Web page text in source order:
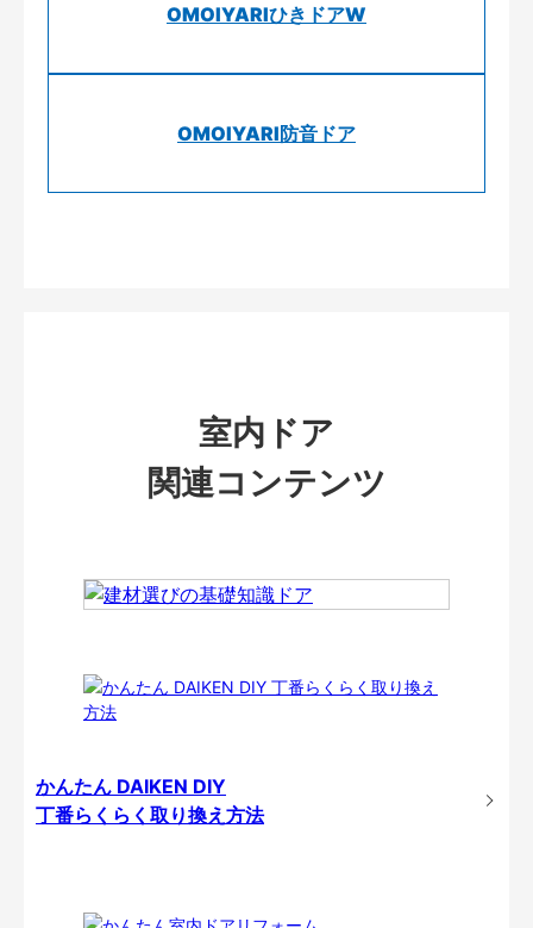
OMOIYARIひきドアW
OMOIYARI防音ドア
室内ドア
関連コンテンツ
かんたん DAIKEN DIY
丁番らくらく取り換え方法